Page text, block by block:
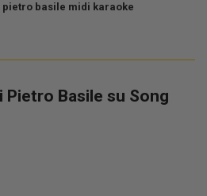
pietro basile midi karaoke
Basile su Song